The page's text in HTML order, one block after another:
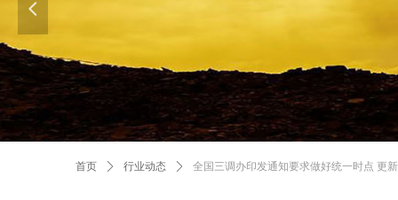
넳
首页 ꄲ 行业动态 ꄲ 全国三调办印发通知要求做好统一时点 更